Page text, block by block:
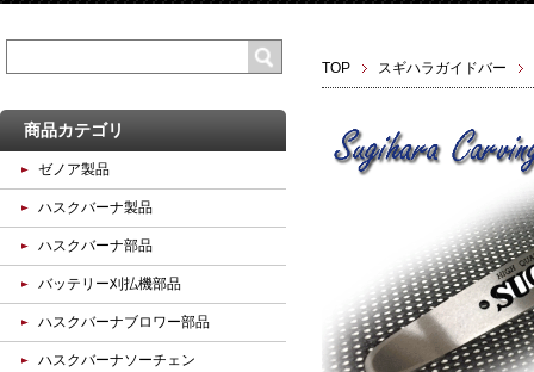
TOP スギハラガイドバー
商品カテゴリ
ゼノア製品
ハスクバーナ製品
ハスクバーナ部品
バッテリー刈払機部品
ハスクバーナブロワー部品
ハスクバーナソーチェン